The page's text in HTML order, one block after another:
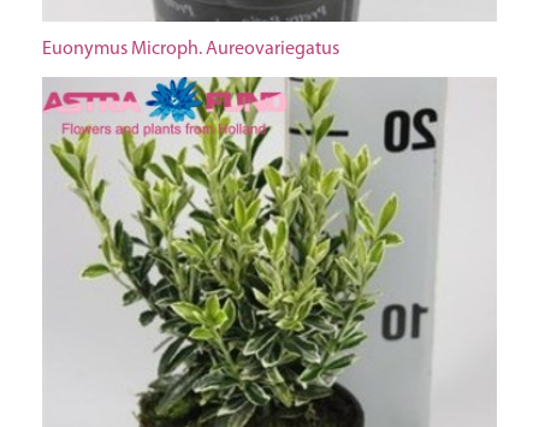
Euonymus Microph. Aureovariegatus